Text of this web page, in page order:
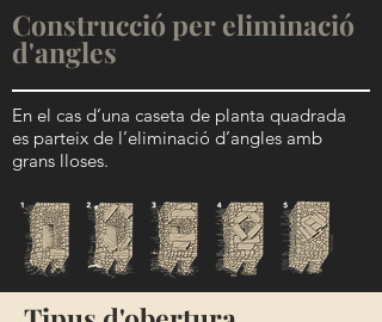
Construcció per eliminació
d'angles
En el cas d’una caseta de planta quadrada
es parteix de l’eliminació d’angles amb
grans lloses.